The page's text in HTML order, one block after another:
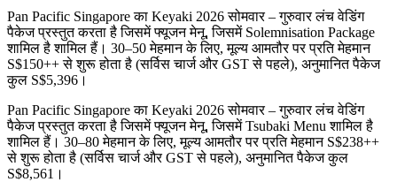
Pan Pacific Singapore का Keyaki 2026 सोमवार – गुरुवार लंच वेडिंग
पैकेज प्रस्तुत करता है जिसमें फ्यूजन मेनू, जिसमें Solemnisation Package
शामिल है शामिल हैं। 30–50 मेहमान के लिए, मूल्य आमतौर पर प्रति मेहमान
S$150++ से शुरू होता है (सर्विस चार्ज और GST से पहले), अनुमानित पैकेज
कुल S$5,396।
Pan Pacific Singapore का Keyaki 2026 सोमवार – गुरुवार लंच वेडिंग
पैकेज प्रस्तुत करता है जिसमें फ्यूजन मेनू, जिसमें Tsubaki Menu शामिल है
शामिल हैं। 30–80 मेहमान के लिए, मूल्य आमतौर पर प्रति मेहमान S$238++
से शुरू होता है (सर्विस चार्ज और GST से पहले), अनुमानित पैकेज कुल
S$8,561।